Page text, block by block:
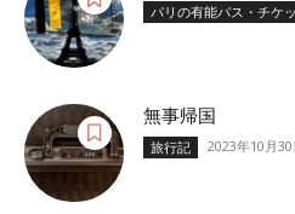
パリの有能パス・チケ
無事帰国
旅行記 2023年10月30